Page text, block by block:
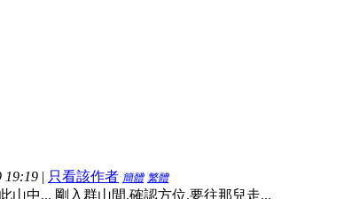
19:19 | 只看該作者 簡體 繁體
山中... 剛入群山間.確認方位.要往那兒走...